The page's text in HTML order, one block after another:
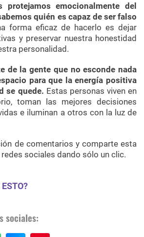
emocionalmente del
quién es capaz de ser falso
forma eficaz de hacerlo es dejar
y preservar nuestra honestidad
personalidad.
de la gente que no esconde nada
para que la energía positiva
se quede. Estas personas viven en
toman las mejores decisiones
e iluminan a otros con la luz de
de comentarios y comparte esta
sociales dando sólo un clic.
sociales: